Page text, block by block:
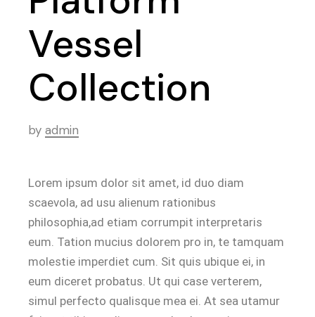
Vessel
Collection
by admin
Lorem ipsum dolor sit amet, id duo diam
scaevola, ad usu alienum rationibus
philosophia,ad etiam corrumpit interpretaris
eum. Tation mucius dolorem pro in, te tamquam
molestie imperdiet cum. Sit quis ubique ei, in
eum diceret probatus. Ut qui case verterem,
simul perfecto qualisque mea ei. At sea utamur